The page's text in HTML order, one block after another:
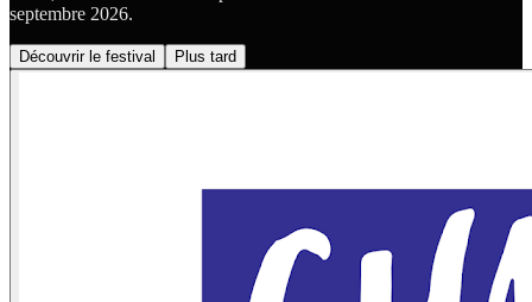
septembre 2026.
Découvrir le festival Plus tard